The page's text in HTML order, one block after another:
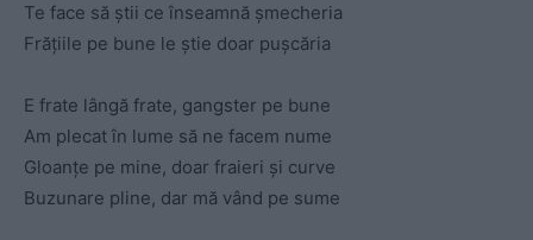
Te face să știi ce înseamnă șmecheria
Frățiile pe bune le știe doar pușcăria
E frate lângă frate, gangster pe bune
Am plecat în lume să ne facem nume
Gloanțe pe mine, doar fraieri și curve
Buzunare pline, dar mă vând pe sume